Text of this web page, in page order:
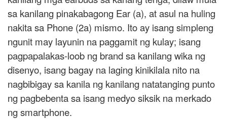
sa kanilang pinakabagong Ear (a), at asul na huling
nakita sa Phone (2a) mismo. Ito ay isang simpleng
ngunit may layunin na paggamit ng kulay; isang
pagpapalakas-loob ng brand sa kanilang wika ng
disenyo, isang bagay na laging kinikilala nito na
nagbibigay sa kanila ng kanilang natatanging punto
ng pagbebenta sa isang medyo siksik na merkado
ng smartphone.